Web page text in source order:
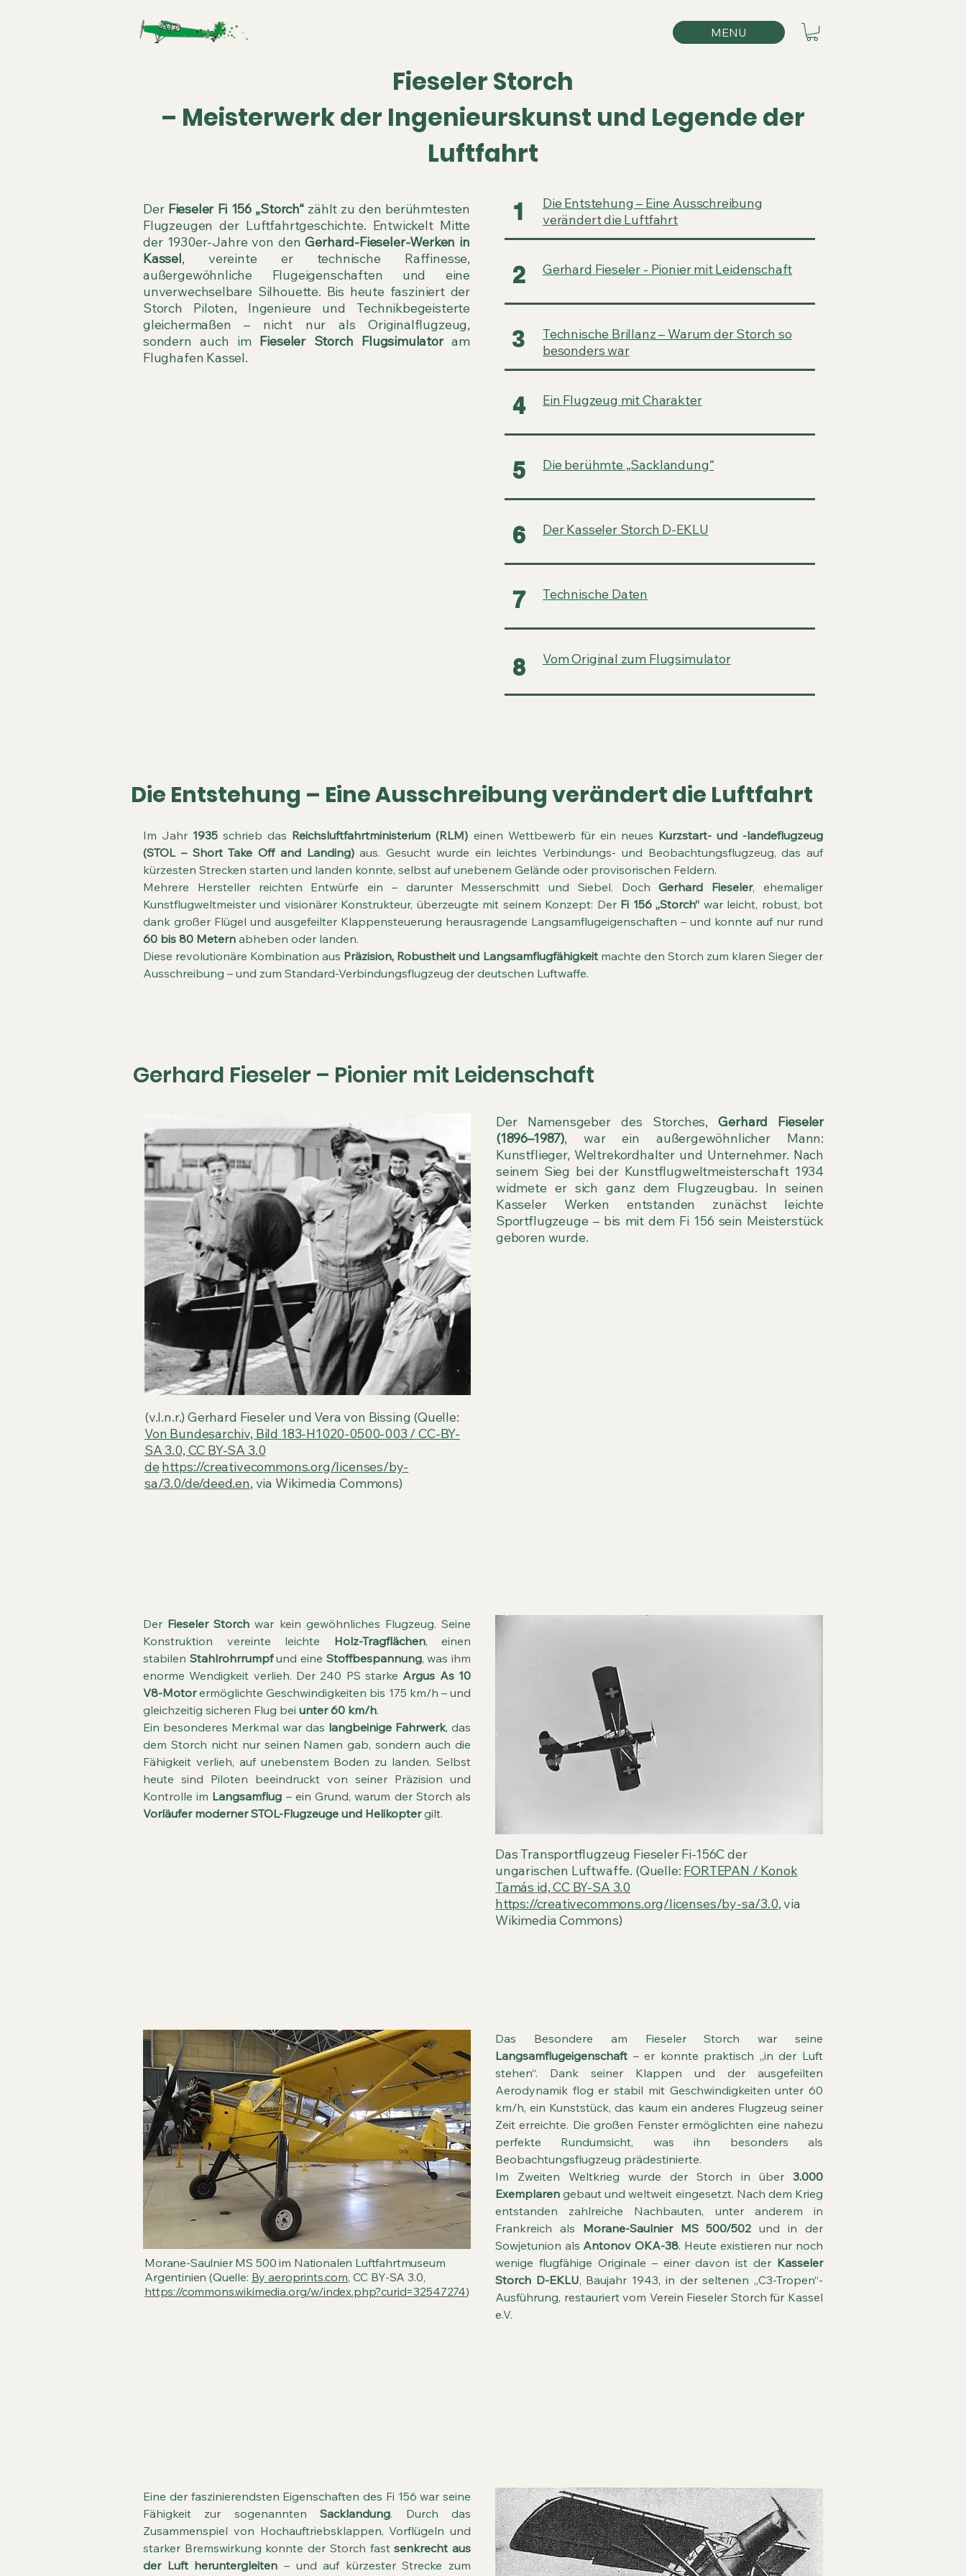
MENU
Fieseler Storch
– Meisterwerk der Ingenieurskunst und Legende der
Luftfahrt
Der Fieseler Fi 156 „Storch“zählt zu den berühmtesten
Flugzeugen der Luftfahrtgeschichte. Entwickelt Mitte
der 1930er-Jahre von denGerhard-Fieseler-Werken in
Kassel, vereinte er technische Raffinesse,
außergewöhnliche Flugeigenschaften und eine
unverwechselbare Silhouette. Bis heute fasziniert der
Storch Piloten, Ingenieure und Technikbegeisterte
gleichermaßen – nicht nur als Originalflugzeug,
sondern auch im Fieseler Storch Flugsimulatoram
Flughafen Kassel.
1
Die Entstehung – Eine Ausschreibung
verändert die Luftfahrt
2 Gerhard Fieseler - Pionier mit Leidenschaft
3
Technische Brillanz – Warum der Storch so
besonders war
4 Ein Flugzeug mit Charakter
5 Die berühmte „Sacklandung“
6 Der Kasseler Storch D-EKLU
7 Technische Daten
8 Vom Original zum Flugsimulator
Die Entstehung – Eine Ausschreibung verändert die Luftfahrt
Im Jahr 1935schrieb das Reichsluftfahrtministerium (RLM) einen Wettbewerb für ein neues Kurzstart- und -landeflugzeug
(STOL – Short Take Off and Landing)aus. Gesucht wurde ein leichtes Verbindungs- und Beobachtungsflugzeug, das auf
kürzesten Strecken starten und landen konnte, selbst auf unebenem Gelände oder provisorischen Feldern.
Mehrere Hersteller reichten Entwürfe ein – darunter Messerschmitt und Siebel. DochGerhard Fieseler, ehemaliger
Kunstflugweltmeister und visionärer Konstrukteur, überzeugte mit seinem Konzept: DerFi 156 „Storch“ war leicht, robust, bot
dank großer Flügel und ausgefeilter Klappensteuerung herausragende Langsamflugeigenschaften – und konnte auf nur rund
60 bis 80 Metern abheben oder landen.
Diese revolutionäre Kombination aus Präzision, Robustheit und Langsamflugfähigkeitmachte den Storch zum klaren Sieger der
Ausschreibung – und zum Standard-Verbindungsflugzeug der deutschen Luftwaffe.
Gerhard Fieseler – Pionier mit Leidenschaft
Der Namensgeber des Storches,Gerhard Fieseler
(1896–1987), war ein außergewöhnlicher Mann:
Kunstflieger, Weltrekordhalter und Unternehmer. Nach
seinem Sieg bei der Kunstflugweltmeisterschaft 1934
widmete er sich ganz dem Flugzeugbau. In seinen
Kasseler Werken entstanden zunächst leichte
Sportflugzeuge – bis mit dem Fi 156 sein Meisterstück
geboren wurde.
(v.l.n.r.) Gerhard Fieseler und Vera von Bissing (Quelle:
Von Bundesarchiv, Bild 183-H1020-0500-003 / CC-BY-
SA 3.0, CC BY-SA 3.0
dehttps://creativecommons.org/licenses/by-
sa/3.0/de/deed.en, via Wikimedia Commons)
Der Fieseler Storchwar kein gewöhnliches Flugzeug. Seine
Konstruktion vereinte leichte Holz-Tragflächen, einen
stabilen Stahlrohrrumpfund eine Stoffbespannung, was ihm
enorme Wendigkeit verlieh. Der 240 PS starke Argus As 10
V8-Motorermöglichte Geschwindigkeiten bis 175 km/h – und
gleichzeitig sicheren Flug bei unter 60 km/h.
Ein besonderes Merkmal war das langbeinige Fahrwerk, das
dem Storch nicht nur seinen Namen gab, sondern auch die
Fähigkeit verlieh, auf unebenstem Boden zu landen. Selbst
heute sind Piloten beeindruckt von seiner Präzision und
Kontrolle im Langsamflug – ein Grund, warum der Storch als
Vorläufer moderner STOL-Flugzeuge und Helikoptergilt.
Das Transportflugzeug Fieseler Fi-156C der
ungarischen Luftwaffe. (Quelle: FORTEPAN / Konok
Tamás id, CC BY-SA 3.0
https://creativecommons.org/licenses/by-sa/3.0, via
Wikimedia Commons)
Morane-Saulnier MS 500 im Nationalen Luftfahrtmuseum
Argentinien (Quelle: By aeroprints.com, CC BY-SA 3.0,
https://commons.wikimedia.org/w/index.php?curid=32547274)
Das Besondere am Fieseler Storch war seine
Langsamflugeigenschaft – er konnte praktisch „in der Luft
stehen“. Dank seiner Klappen und der ausgefeilten
Aerodynamik flog er stabil mit Geschwindigkeiten unter 60
km/h, ein Kunststück, das kaum ein anderes Flugzeug seiner
Zeit erreichte. Die großen Fenster ermöglichten eine nahezu
perfekte Rundumsicht, was ihn besonders als
Beobachtungsflugzeug prädestinierte.
Im Zweiten Weltkrieg wurde der Storch in über 3.000
Exemplaren gebaut und weltweit eingesetzt. Nach dem Krieg
entstanden zahlreiche Nachbauten, unter anderem in
Frankreich als Morane-Saulnier MS 500/502 und in der
Sowjetunion als Antonov OKA-38. Heute existieren nur noch
wenige flugfähige Originale – einer davon ist der Kasseler
Storch D-EKLU, Baujahr 1943, in der seltenen „C3-Tropen“-
Ausführung, restauriert vom Verein Fieseler Storch für Kassel
e.V.
Eine der faszinierendsten Eigenschaften des Fi 156 war seine
Fähigkeit zur sogenanntenSacklandung. Durch das
Zusammenspiel von Hochauftriebsklappen, Vorflügeln und
starker Bremswirkung konnte der Storch fastsenkrecht aus
der Luft heruntergleiten – und auf kürzester Strecke zum